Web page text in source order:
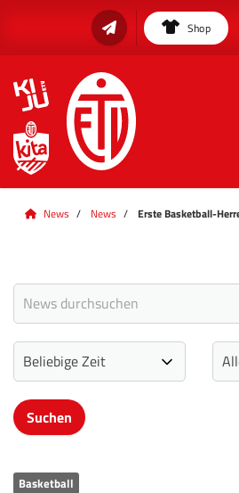
Shop
News News Erste Basketball-
Basketball